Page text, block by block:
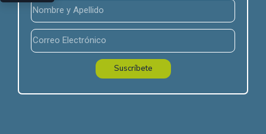
Suscríbete